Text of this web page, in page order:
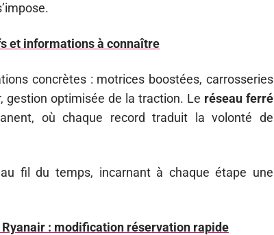
et informations à connaître
concrètes : motrices boostées, carrosseries
gestion optimisée de la traction. Le réseau ferré
où chaque record traduit la volonté de
fil du temps, incarnant à chaque étape une
: modification réservation rapide